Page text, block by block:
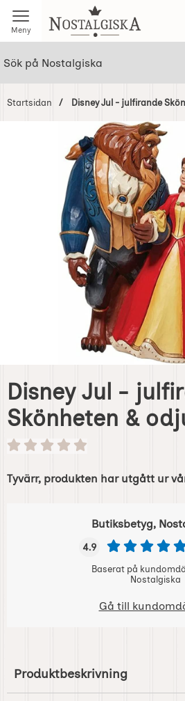
Meny Startsidan för
Startsidan Disney Jul - julfirande
Disney Jul -
Skönheten &
Tyvärr, produkten har utgått ur
Butiksbetyg,
4.9
Baserat på
Nostalgiska
Gå till
Produktbeskrivning